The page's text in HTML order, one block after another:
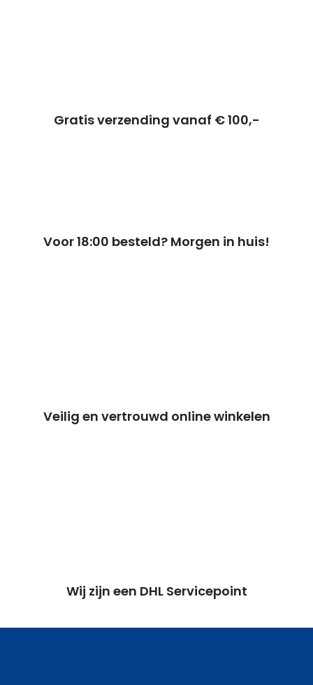
Gratis verzending vanaf € 100,-
Voor 18:00 besteld? Morgen in huis!
Veilig en vertrouwd online winkelen
Wij zijn een DHL Servicepoint